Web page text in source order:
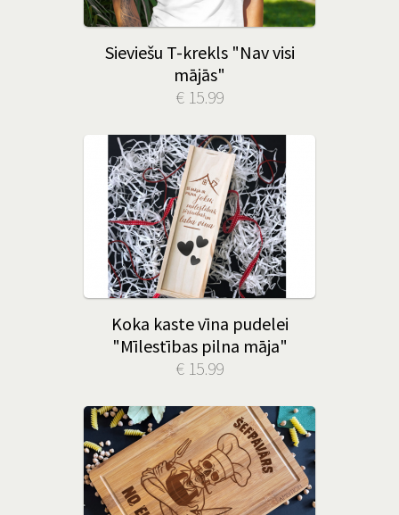
Sieviešu T-krekls "Nav visi
mājās"
€ 15.99
Koka kaste vīna pudelei
"Mīlestības pilna māja"
€ 15.99